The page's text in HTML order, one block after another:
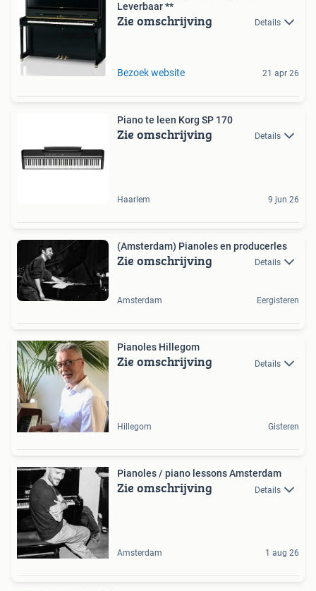
Leverbaar **
Zie omschrijving Details
Bezoek website 21 apr 26
Piano te leen Korg SP 170
Zie omschrijving Details
Haarlem 9 jun 26
(Amsterdam) Pianoles en producerles
Zie omschrijving Details
Amsterdam Eergisteren
Pianoles Hillegom
Zie omschrijving Details
Hillegom Gisteren
Pianoles / piano lessons Amsterdam
Zie omschrijving Details
Amsterdam 1 aug 26